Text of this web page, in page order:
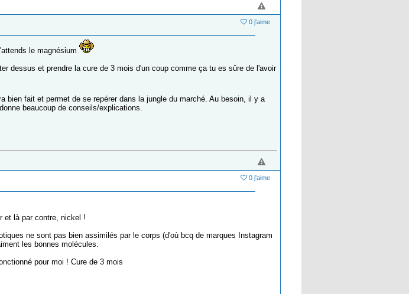
0 j'aime
le magnésium
dessus et prendre la cure de 3 mois d'un coup comme ça tu es sûre de l'avoir
bien fait et permet de se repérer dans la jungle du marché. Au besoin, il y a
beaucoup de conseils/explications.
0 j'aime
et là par contre, nickel !
ne sont pas bien assimilés par le corps (d'où bcq de marques Instagram
les bonnes molécules.
pour moi ! Cure de 3 mois